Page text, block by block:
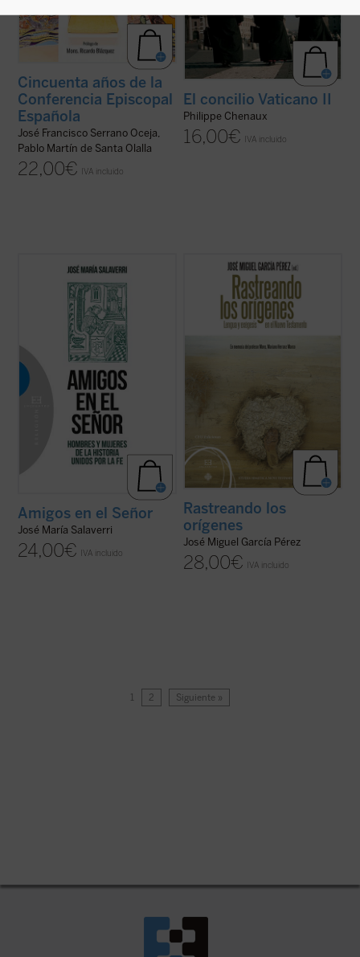
Cincuenta años de la
Conferencia Episcopal
Española
José Francisco Serrano Oceja,
Pablo Martín de Santa Olalla
22,00€ IVA incluido
El concilio Vaticano II
Philippe Chenaux
16,00€ IVA incluido
La experiencia de amistad, profundamente
circunscrita en la antigüedad a la relación
entre varones; apenas se mencionan --y
siempre con sospecha--amistades entre
mujeres. Las relaciones de amistad
(ver ficha)
Amigos en el Señor
José María Salaverri
24,00€ IVA incluido
El Nuevo Testamento es testimonio y
anuncio de un hecho sucedido durante el
siglo primero de nuestra era en la tierra
habitada por el pueblo de Israel. Algunos
judíos vieron cumplidas las profecías del
Antiguo Testamento en este
acontecimiento y ...(ver ficha)
Rastreando los
orígenes
José Miguel García Pérez
28,00€ IVA incluido
1 2 Siguiente »